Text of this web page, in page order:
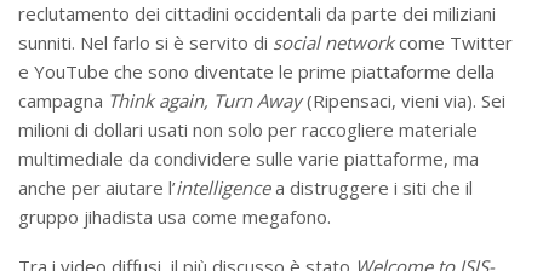
reclutamento dei cittadini occidentali da parte dei miliziani
sunniti. Nel farlo si è servito di social networkcome Twitter
e YouTube che sono diventate le prime piattaforme della
campagna Think again, Turn Away(Ripensaci, vieni via). Sei
milioni di dollari usati non solo per raccogliere materiale
multimediale da condividere sulle varie piattaforme, ma
anche per aiutare l’intelligencea distruggere i siti che il
gruppo jihadista usa come megafono.